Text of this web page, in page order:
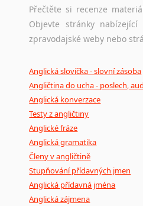
Přečtěte si recenze
Objevte stránky
zpravodajské weby nebo
Anglická slovíčka - slovní zásoba
Angličtina do ucha - poslech,
Anglická konverzace
Testy z angličtiny
Anglické fráze
Anglická gramatika
Členy v angličtině
Stupňování přídavných jmen
Anglická přídavná jména
Anglická zájmena